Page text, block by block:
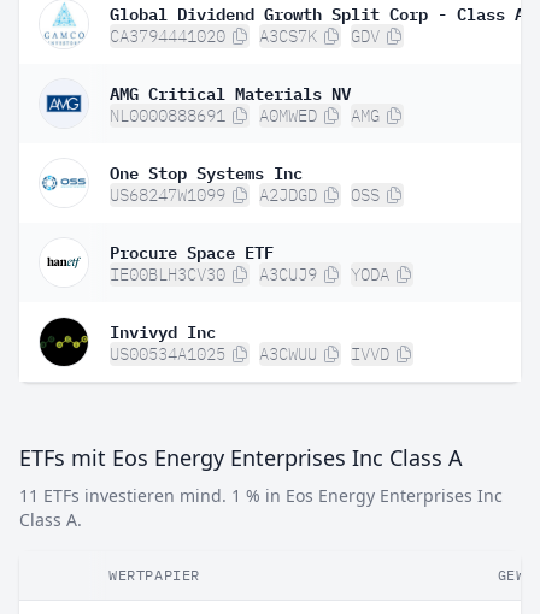
Global Dividend Growth Split Corp - Class A
CA3794441020 A3CS7K GDV
AMG Critical Materials NV
NL0000888691 A0MWED AMG
One Stop Systems Inc
US68247W1099 A2JDGD OSS
Procure Space ETF
IE00BLH3CV30 A3CUJ9 YODA
Invivyd Inc
US00534A1025 A3CWUU IVVD
ETFs mit Eos Energy Enterprises Inc Class A
11 ETFs investieren mind. 1 % in Eos Energy Enterprises Inc
Class A.
WERTPAPIER